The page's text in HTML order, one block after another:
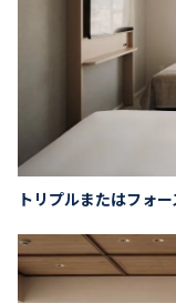
トリプルまたはフォー